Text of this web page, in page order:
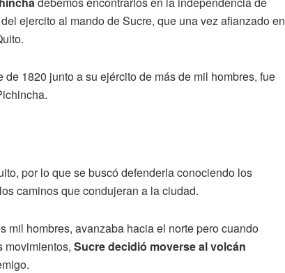
ejercito al mando de Sucre, que una vez afianzado en
1820 junto a su ejército de más de mil hombres, fue
por lo que se buscó defenderla conociendo los
caminos que condujeran a la ciudad.
mil hombres, avanzaba hacia el norte pero cuando
movimientos, Sucre decidió moverse al volcán